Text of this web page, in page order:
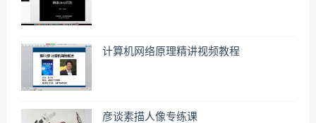
计算机网络原理精讲视频教程
彦谈素描人像专练课